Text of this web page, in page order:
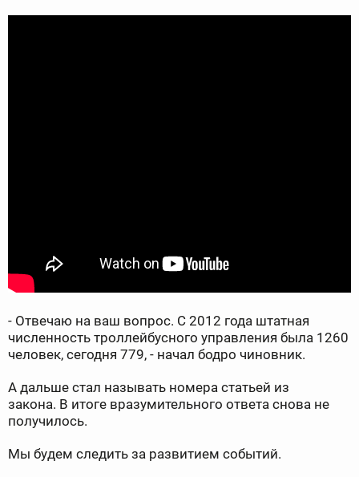
- Отвечаю на ваш вопрос. С 2012 года штатная
численность троллейбусного управления была 1260
человек, сегодня 779, - начал бодро чиновник.
А дальше стал называть номера статьей из
закона. В итоге вразумительного ответа снова не
получилось.
Мы будем следить за развитием событий.